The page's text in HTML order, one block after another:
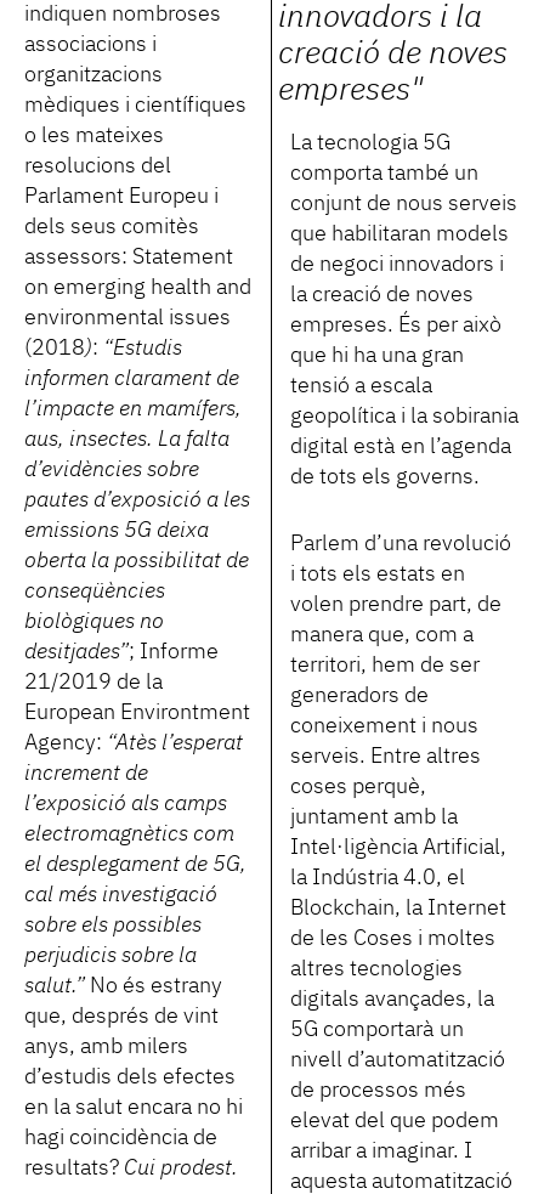
indiquen nombroses
associacions i
organitzacions
mèdiques i científiques
o les mateixes
resolucions del
Parlament Europeu i
dels seus comitès
assessors: Statement
on emerging health and
environmental issues
(2018): “Estudis
informen clarament de
l’impacte en mamífers,
aus, insectes. La falta
d’evidències sobre
pautes d’exposició a les
emissions 5G deixa
oberta la possibilitat de
conseqüències
biològiques no
desitjades”; Informe
21/2019 de la
European Environtment
Agency: “Atès l’esperat
increment de
l’exposició als camps
electromagnètics com
el desplegament de 5G,
cal més investigació
sobre els possibles
perjudicis sobre la
salut.” No és estrany
que, després de vint
anys, amb milers
d’estudis dels efectes
en la salut encara no hi
hagi coincidència de
resultats? Cui prodest.
innovadors i la
creació de noves
empreses"
La tecnologia 5G
comporta també un
conjunt de nous serveis
que habilitaran models
de negoci innovadors i
la creació de noves
empreses. És per això
que hi ha una gran
tensió a escala
geopolítica i la sobirania
digital està en l’agenda
de tots els governs.
Parlem d’una revolució
i tots els estats en
volen prendre part, de
manera que, com a
territori, hem de ser
generadors de
coneixement i nous
serveis. Entre altres
coses perquè,
juntament amb la
Intel·ligència Artificial,
la Indústria 4.0, el
Blockchain, la Internet
de les Coses i moltes
altres tecnologies
digitals avançades, la
5G comportarà un
nivell d’automatització
de processos més
elevat del que podem
arribar a imaginar. I
aquesta automatització